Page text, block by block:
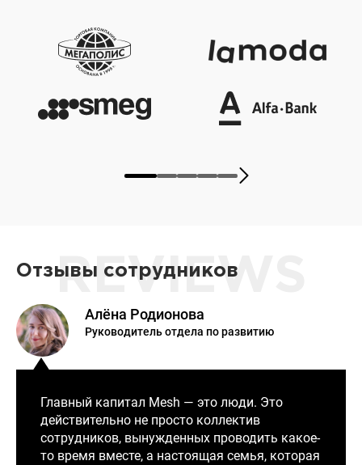
REVIEWS
Отзывы сотрудников
Алёна Родионова
Руководитель отдела по развитию
Главный капитал Mesh — это люди. Это
действительно не просто коллектив
сотрудников, вынужденных проводить какое-
то время вместе, а настоящая семья, которая